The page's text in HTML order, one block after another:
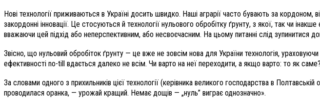
Нові технології приживаються в Україні досить швидко. Наші аграрії часто бувають за
закордонні інновації. Це стосуються й технології нульового обробітку ґрунту, з якої, так чи
вважаючи цей підхід або неперспективним, або несвоєчасним. На цьому питанні слід зупинитися
Звісно, що нульовий обробіток ґрунту — це вже не зовсім нова для України технологія,
ефективності no-till вдається далеко не всім. Чи варто на неї переходити, а якщо варто: то як саме?
За словами одного з прихильників цієї технології (керівника великого господарства в
проводилася оранка, — урожай кращий. Немає дощів — „нуль” виграє однозначно».